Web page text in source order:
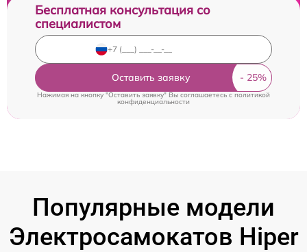
Бесплатная консультация со
специалистом
Оставить заявку
Нажимая на кнопку "Оставить заявку" Вы соглашаетесь cполитикой
конфиденциальности
Популярные модели
Электросамокатов Hiper